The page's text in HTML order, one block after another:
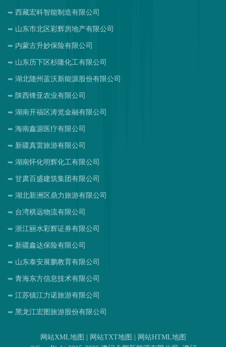
西藏宏科智能制造有限公司
山东市北区彩辉房地产有限公司
内蒙古升妙保险有限公司
山东历下区杉隆化工有限公司
湖北随州蓝沃新能源股份有限公司
陕西锋亚农业有限公司
湖南开福区涛览金融有限公司
海南鑫源医疗有限公司
新疆真雷旅游有限公司
湖南怀化明辉化工有限公司
甘肃百盛建筑集团有限公司
湖北新洲区鼎力旅游有限公司
台湾棋远物流有限公司
浙江丽水彩辉证券有限公司
新疆鑫达保险有限公司
山东泰安展鹏教育有限公司
青海东方信息技术有限公司
江苏镇江力诺旅游有限公司
黑龙江宏图旅游股份有限公司
网站XML地图 | 网站TXT地图 | 网站HTML地图